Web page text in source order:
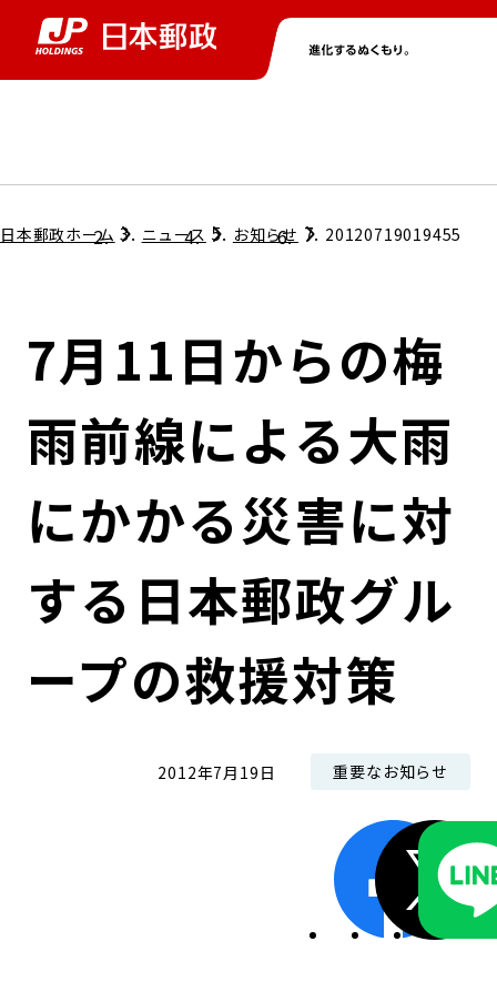
グループ情報トップ
コンプライアンス
ガバナンス
コンダクト向上の取組み
ローカル共創イニシアティブ
株主・投資家情報トップ
個人投資家のみなさまへ
株式情報
財務情報・IR資料
IRニュース
ニューストップ
サステナビリティトップ
担当役員メッセージ
サステナビリティマネジメント
持続可能な金融のフレームワーク
環境
採用情報トップ
日本郵政ホーム ニュース お知らせ 20120719019455
7月11日からの梅
雨前線による大雨
にかかる災害に対
する日本郵政グル
ープの救援対策
2012年7月19日 重要なお知らせ